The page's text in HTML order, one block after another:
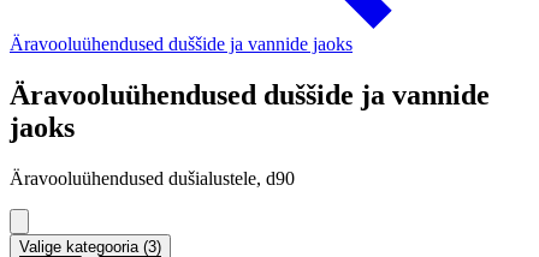
Äravooluühendused duššide ja vannide jaoks
Äravooluühendused duššide ja vannide
jaoks
Äravooluühendused dušialustele, d90
Valige kategooria (3)